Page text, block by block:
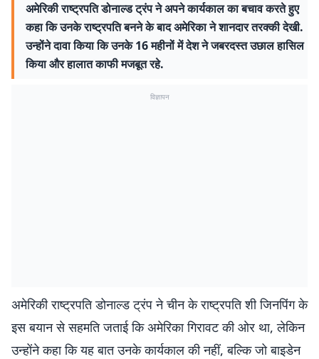
अमेरिकी राष्ट्रपति डोनाल्ड ट्रंप ने अपने कार्यकाल का बचाव करते हुए
कहा कि उनके राष्ट्रपति बनने के बाद अमेरिका ने शानदार तरक्की देखी.
उन्होंने दावा किया कि उनके 16 महीनों में देश ने जबरदस्त उछाल हासिल
किया और हालात काफी मजबूत रहे.
विज्ञापन
अमेरिकी राष्ट्रपति डोनाल्ड ट्रंप ने चीन के राष्ट्रपति शी जिनपिंग के
इस बयान से सहमति जताई कि अमेरिका गिरावट की ओर था, लेकिन
उन्होंने कहा कि यह बात उनके कार्यकाल की नहीं, बल्कि जो बाइडेन